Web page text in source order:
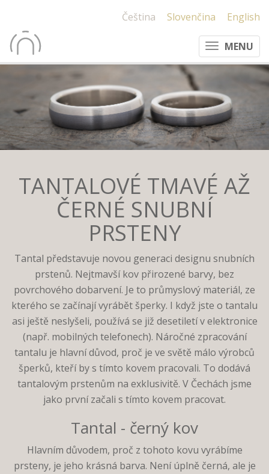
Čeština Slovenčina English
MENU
TANTALOVÉ TMAVÉ AŽ
ČERNÉ SNUBNÍ
PRSTENY
Tantal představuje novou generaci designu snubních
prstenů. Nejtmavší kov přirozené barvy, bez
povrchového dobarvení. Je to průmyslový materiál, ze
kterého se začínají vyrábět šperky. I když jste o tantalu
asi ještě neslyšeli, používá se již desetiletí v elektronice
(např. mobilných telefonech). Náročné zpracování
tantalu je hlavní důvod, proč je ve světě málo výrobců
šperků, kteří by s tímto kovem pracovali. To dodává
tantalovým prstenům na exklusivitě. V Čechách jsme
jako první začali s tímto kovem pracovat.
Tantal - černý kov
Hlavním důvodem, proč z tohoto kovu vyrábíme
prsteny, je jeho krásná barva. Není úplně černá, ale je